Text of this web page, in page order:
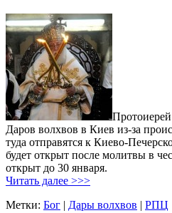
Даров волхвов в Киев из-за
туда отправятся к Киево-
будет открыт после молитвы в
открыт до 30 января.
Читать далее >>>
Метки: Бог | Дары волхвов | РПЦ